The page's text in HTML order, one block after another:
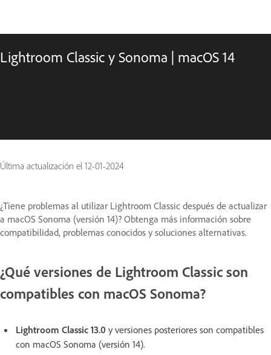
Lightroom Classic y Sonoma | macOS 14
Última actualización el 12-01-2024
¿Tiene problemas al utilizar Lightroom Classic después de actualizar
a macOS Sonoma (versión 14)? Obtenga más información sobre
compatibilidad, problemas conocidos y soluciones alternativas.
¿Qué versiones de Lightroom Classic son
compatibles con macOS Sonoma?
Lightroom Classic 13.0 y versiones posteriores son compatibles
con macOS Sonoma (versión 14).